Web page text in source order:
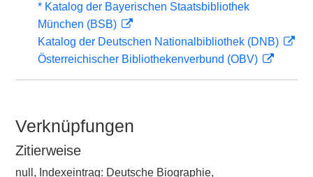
* Katalog der Bayerischen Staatsbibliothek
München (BSB)
Katalog der Deutschen Nationalbibliothek (DNB)
Österreichischer Bibliothekenverbund (OBV)
Verknüpfungen
Zitierweise
null, Indexeintrag: Deutsche Biographie,